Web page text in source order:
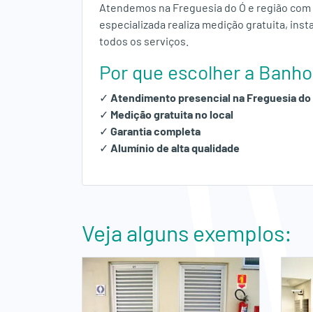
Atendemos na Freguesia do Ó e região
especializada realiza medição gratuita,
todos os serviços.
Por que escolher a
✓ Atendimento presencial na Freguesia do
✓ Medição gratuita no local
✓ Garantia completa
✓ Alumínio de alta qualidade
Veja alguns exemplos: